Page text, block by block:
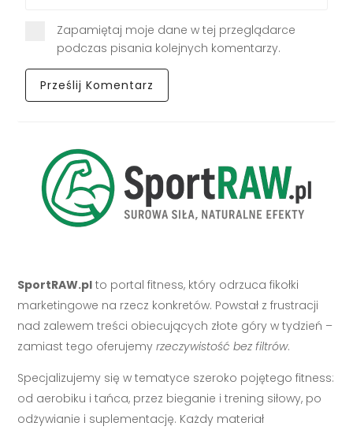
Zapamiętaj moje dane w tej przeglądarce
podczas pisania kolejnych komentarzy.
SportRAW.pl to portal fitness, który odrzuca fikołki
marketingowe na rzecz konkretów. Powstał z frustracji
nad zalewem treści obiecujących złote góry w tydzień –
zamiast tego oferujemyrzeczywistość bez filtrów.
Specjalizujemy się w tematyce szeroko pojętego fitness:
od aerobiku i tańca, przez bieganie i trening siłowy, po
odżywianie i suplementację. Każdy materiał